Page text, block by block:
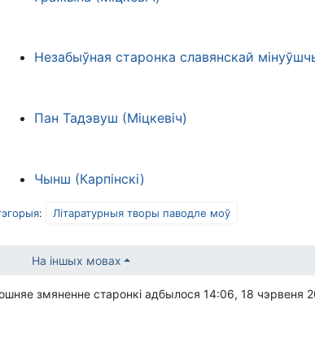
Незабыўная старонка славянскай
Пан Тадэвуш (Міцкевіч)
Чынш (Карпінскі)
: Літаратурныя творы паводле моў
На іншых мовах
змяненне старонкі адбылося 14:06, 18 чэрвеня